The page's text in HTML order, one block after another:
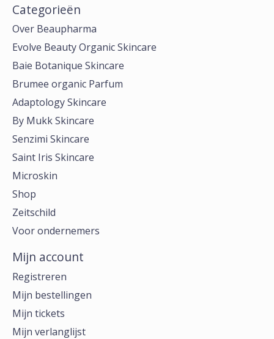
Categorieën
Over Beaupharma
Evolve Beauty Organic Skincare
Baie Botanique Skincare
Brumee organic Parfum
Adaptology Skincare
By Mukk Skincare
Senzimi Skincare
Saint Iris Skincare
Microskin
Shop
Zeitschild
Voor ondernemers
Mijn account
Registreren
Mijn bestellingen
Mijn tickets
Mijn verlanglijst